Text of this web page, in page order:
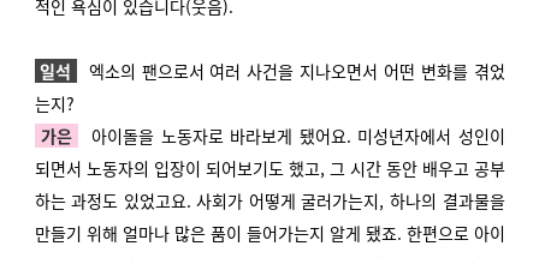
적인 욕심이 있습니다(웃음).
일석
엑소의 팬으로서 여러 사건을 지나오면서 어떤 변화를 겪었
는지?
가은
아이돌을 노동자로 바라보게 됐어요. 미성년자에서 성인이
되면서 노동자의 입장이 되어보기도 했고, 그 시간 동안 배우고 공부
하는 과정도 있었고요. 사회가 어떻게 굴러가는지, 하나의 결과물을
만들기 위해 얼마나 많은 품이 들어가는지 알게 됐죠. 한편으로 아이